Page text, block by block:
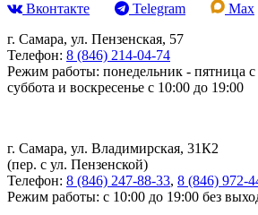
Вконтакте
Telegram
Max
г. Самара, ул. Пензенская, 57
Телефон: 8 (846) 214-04-74
Режим работы: понедельник - пятница с
суббота и воскресенье с 10:00 до 19:00
г. Самара, ул. Владимирская, 31К2
(пер. с ул. Пензенской)
Телефон: 8 (846) 247-88-33, 8 (846) 972-
Режим работы: с 10:00 до 19:00 без